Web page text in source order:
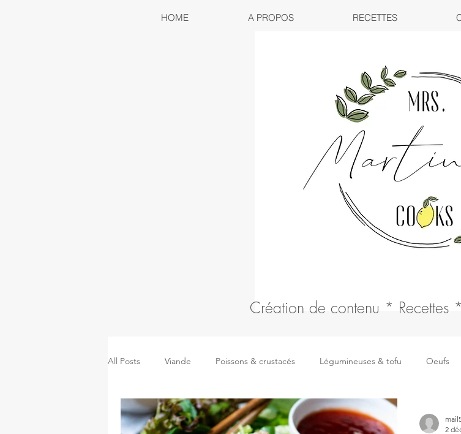
Création de contenu * Recettes
HOME A PROPOS RECETTES
All Posts Viande Poissons & crustacés Légumineuses & tofu Oeufs
Pâtes, riz & céréales Kidsmeal Boissons Fromages
2